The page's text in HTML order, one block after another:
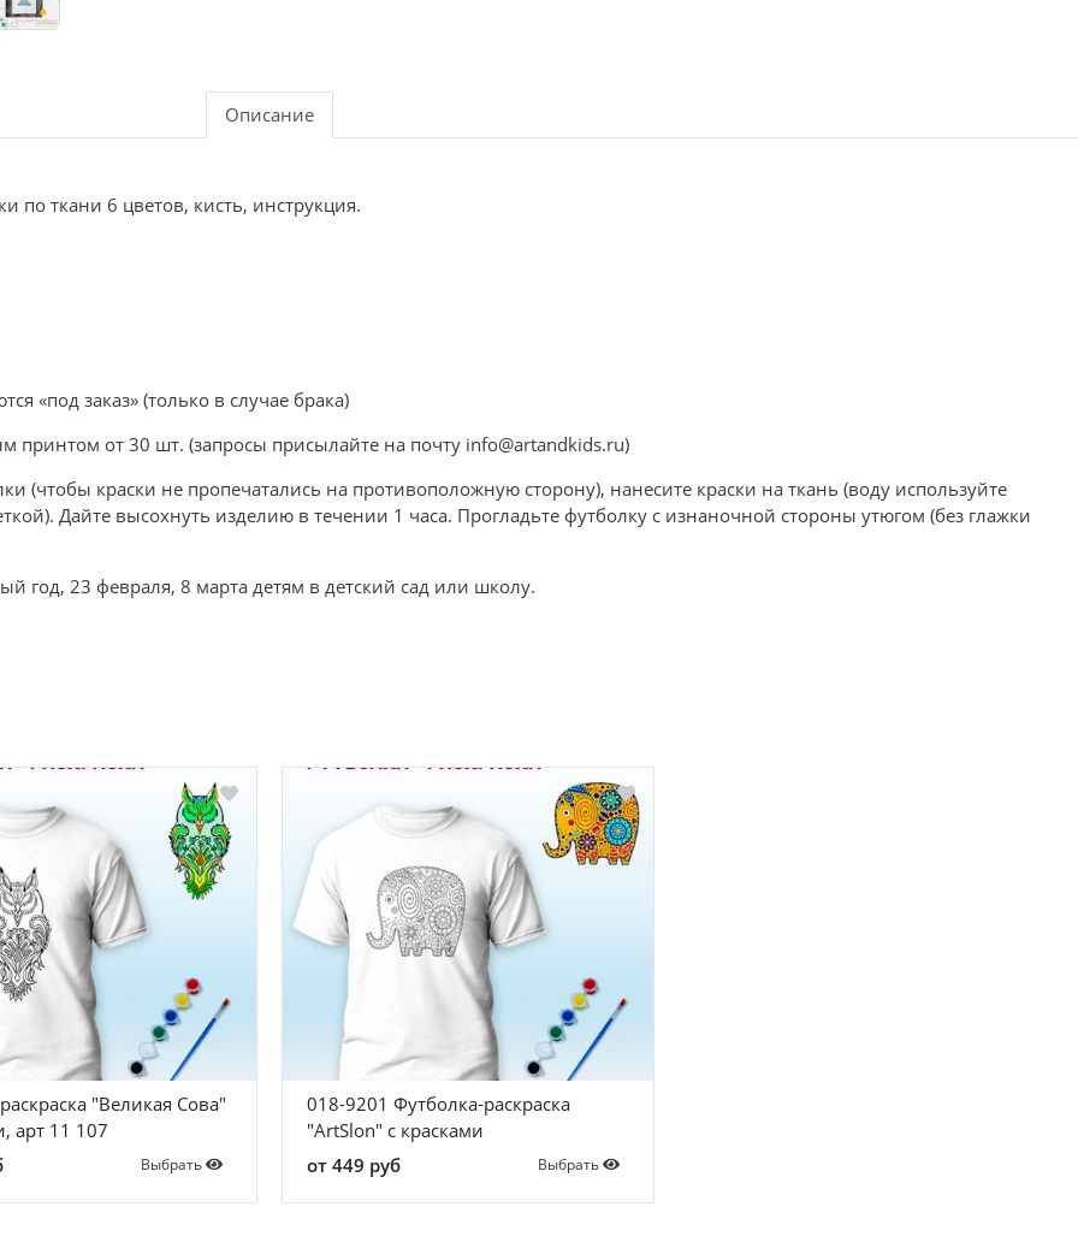
Описание
по ткани 6 цветов, кисть, инструкция.
«под заказ» (только в случае брака)
от 30 шт. (запросы присылайте на почту info@artandkids.ru)
(чтобы краски не пропечатались на противоположную сторону), нанесите краски на ткань (воду используйте
Дайте высохнуть изделию в течении 1 часа. Прогладьте футболку с изнаночной стороны утюгом (без глажки
год, 23 февраля, 8 марта детям в детский сад или школу.
"Великая Сова"
арт 11 107
Выбрать
018-9201 Футболка-раскраска
"ArtSlon" с красками
от 449 руб
Выбрать